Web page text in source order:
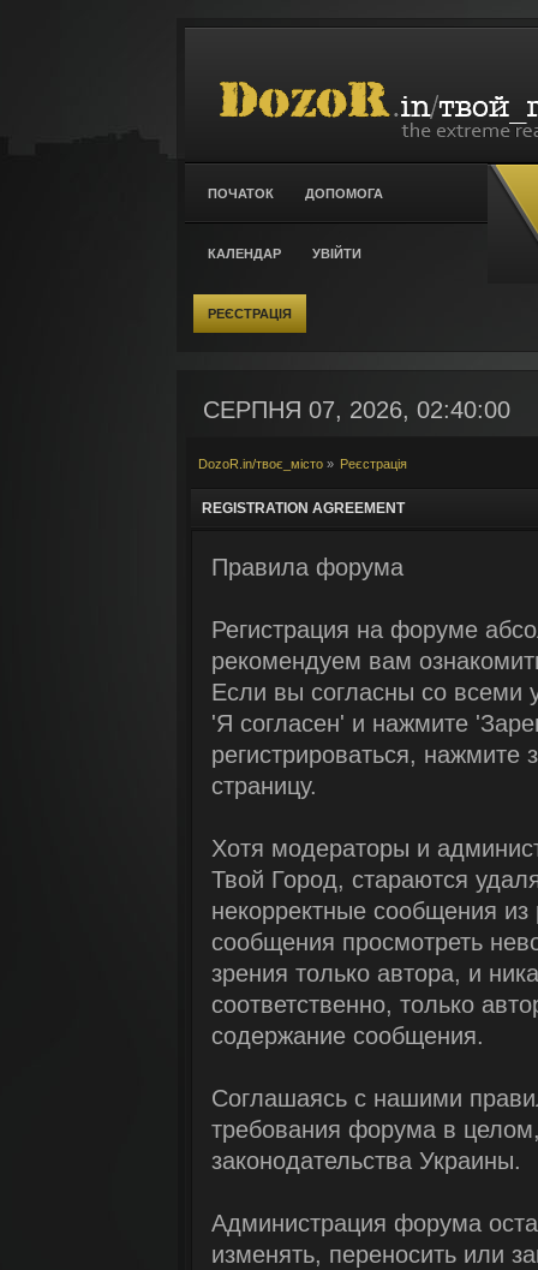
ПОЧАТОК ДОПОМОГА
КАЛЕНДАР УВІЙТИ
РЕЄСТРАЦІЯ
СЕРПНЯ 07, 2026, 02:40:00
DozoR.in/твоє_місто » Реєстрація
REGISTRATION AGREEMENT
Правила форума
Регистрация на форуме
рекомендуем вам
Если вы согласны со всеми
'Я согласен' и нажмите
регистрироваться, нажмите
страницу.
Хотя модераторы и
Твой Город, стараются
некорректные сообщения
сообщения просмотреть
зрения только автора, и
соответственно, только
содержание сообщения.
Соглашаясь с нашими
требования форума в
законодательства Украины.
Администрация форума
изменять, переносить или